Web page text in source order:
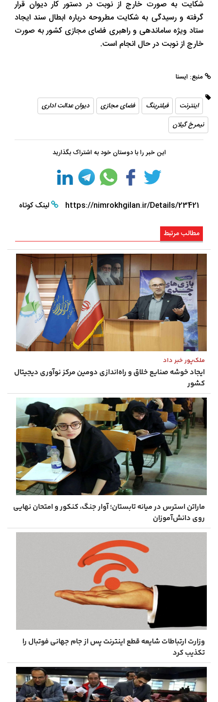
شکایت به صورت خارج از نوبت در دستور کار دیوان قرار
گرفته و رسیدگی به شکایت مطروحه درباره ابطال سند ایجاد
ستاد ویژه ساماندهی و راهبری فضای مجازی کشور به صورت
خارج از نوبت در حال انجام است.
منبع: ایسنا
اینترنت فیلترینگ فضای مجازی
دیوان عدالت اداری
نیمرخ گیلان
این خبر را با دوستان خود به اشتراک بگذارید
https://nimrokhgilan.ir/Details/23421 لینک کوتاه
مطالب مرتبط
ملک‌پور خبر داد
ایجاد خوشه صنایع خلاق و راه‌اندازی دومین مرکز نوآوری دیجیتال
کشور
ماراتن استرس در میانه تابستان؛ آوار جنگ، کنکور و امتحان نهایی
روی دانش‌آموزان
وزارت ارتباطات شایعه قطع اینترنت پس از جام جهانی فوتبال را
تکذیب کرد